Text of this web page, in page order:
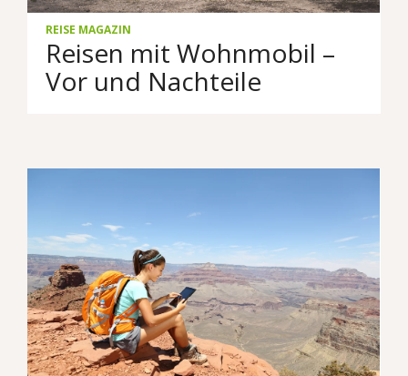
REISE MAGAZIN
Reisen mit Wohnmobil –
Vor und Nachteile